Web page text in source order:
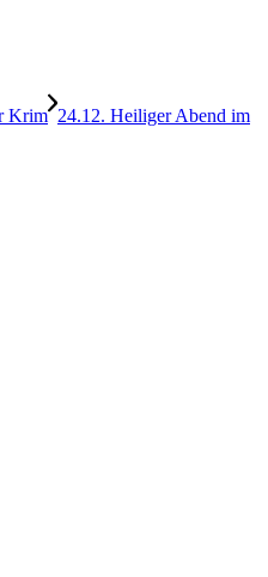
Krim 24.12. Heiliger Abend im